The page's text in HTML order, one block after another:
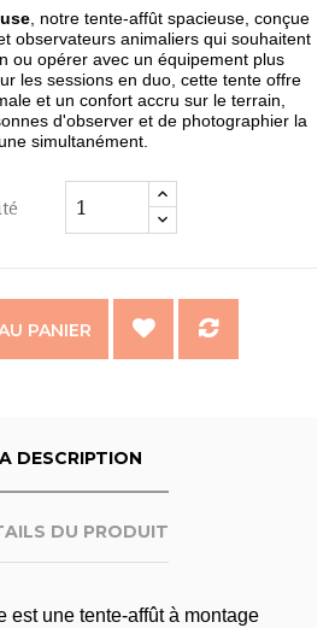
, notre tente-affût spacieuse, conçue
observateurs animaliers qui souhaitent
ou opérer avec un équipement plus
les sessions en duo, cette tente offre
et un confort accru sur le terrain,
d'observer et de photographier la
simultanément.
PANIER
DESCRIPTION
DU PRODUIT
est une tente-affût à montage